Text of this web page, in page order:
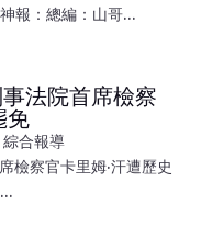
報：總編：山哥...
法院首席檢察
免
綜合報導
檢察官卡里姆·汗遭歷史